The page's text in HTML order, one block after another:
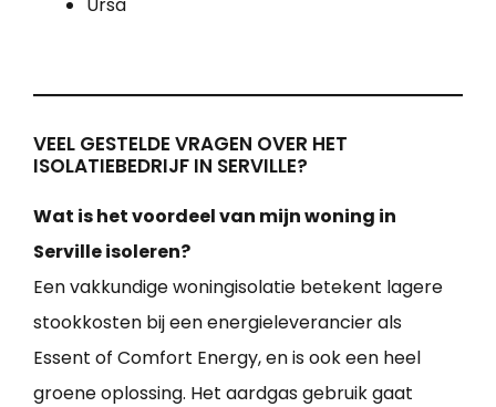
VEEL GESTELDE VRAGEN OVER HET
ISOLATIEBEDRIJF IN SERVILLE?
Wat is het voordeel van mijn woning in
Serville isoleren?
Een vakkundige woningisolatie betekent lagere
stookkosten bij een energieleverancier als
Essent of Comfort Energy, en is ook een heel
groene oplossing. Het aardgas gebruik gaat